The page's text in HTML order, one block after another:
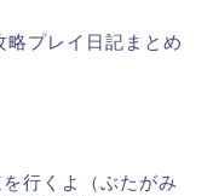
略プレイ日記まとめ
を行くよ（ぶたがみ